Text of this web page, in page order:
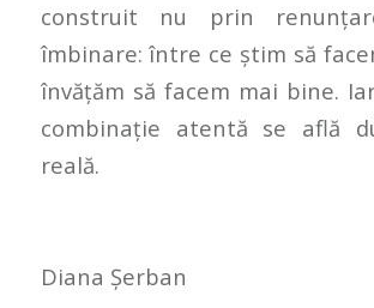
construit nu prin
îmbinare: între ce știm să
învățăm să facem mai bine.
combinație atentă se află
reală.
Diana Șerban